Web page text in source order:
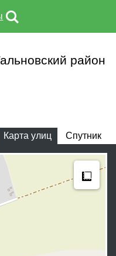
район
Карта улиц Спутник